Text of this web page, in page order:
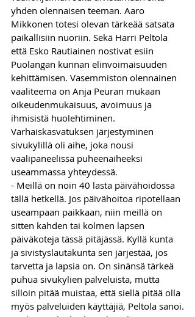
yhden olennaisen teeman. Aaro
Mikkonen totesi olevan tärkeää satsata
paikallisiin nuoriin. Sekä Harri Peltola
että Esko Rautiainen nostivat esiin
Puolangan kunnan elinvoimaisuuden
kehittämisen. Vasemmiston olennainen
vaaliteema on Anja Peuran mukaan
oikeudenmukaisuus, avoimuus ja
ihmisistä huolehtiminen.
Varhaiskasvatuksen järjestyminen
sivukylillä oli aihe, joka nousi
vaalipaneelissa puheenaiheeksi
useammassa yhteydessä.
- Meillä on noin 40 lasta päivähoidossa
tällä hetkellä. Jos päivähoitoa ripotellaan
useampaan paikkaan, niin meillä on
sitten kahden tai kolmen lapsen
päiväkoteja tässä pitäjässä. Kyllä kunta
ja sivistyslautakunta sen järjestää, jos
tarvetta ja lapsia on. On sinänsä tärkeä
puhua sivukylien palveluista, mutta
silloin pitää muistaa, että siellä pitää olla
myös palveluiden käyttäjiä, Peltola sanoi.